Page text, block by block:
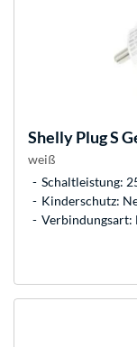
ShellyPlug S
weiß
Schaltleistung:
Kinderschutz:
Verbindungsart: